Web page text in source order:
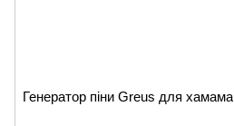
Генератор піни Greus для хамама